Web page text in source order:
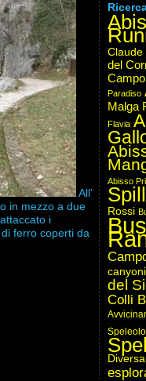
All’
in mezzo a due
i
ferro coperti da
Claude
del
Paradiso
Malga
Flavia
Abisso
Rossi
del
Colli